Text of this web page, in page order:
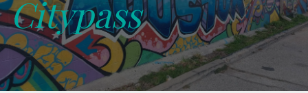
Citypass